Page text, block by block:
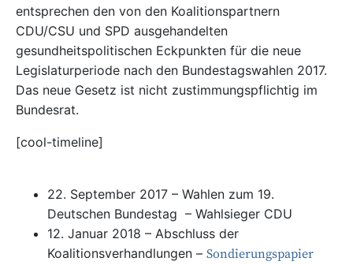
entsprechen den von den Koalitionspartnern
CDU/CSU und SPD ausgehandelten
gesundheitspolitischen Eckpunkten für die neue
Legislaturperiode nach den Bundestagswahlen 2017.
Das neue Gesetz ist nicht zustimmungspflichtig im
Bundesrat.
[cool-timeline]
22. September 2017 – Wahlen zum 19.
Deutschen Bundestag – Wahlsieger CDU
12. Januar 2018 – Abschluss der
Koalitionsverhandlungen – Sondierungspapier